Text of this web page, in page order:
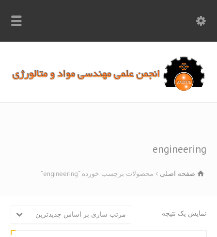
صفحه اصلی محصولات برچسب خورده “engineering”
یک نتیجه مرتب سازی بر اساس جدیدترین